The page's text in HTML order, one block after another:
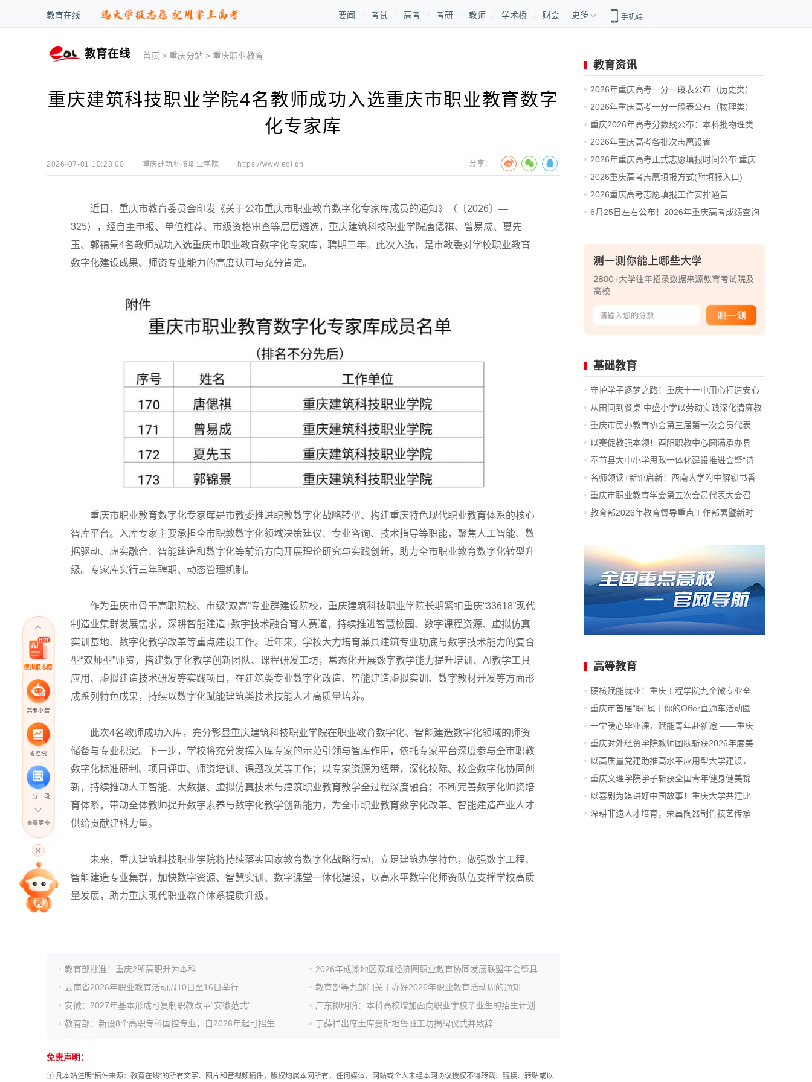
教育在线 要闻 考试 高考 考研 教师 学术桥 财会 更多 手机端
教育在线 首页 > 重庆分站 > 重庆职业教育
重庆建筑科技职业学院4名教师成功入选重庆市职业教育数字
化专家库
2026-07-01 10:28:00 重庆建筑科技职业学院 https://www.eol.cn 分享：
近日，重庆市教育委员会印发《关于公布重庆市职业教育数字化专家库成员的通知》（〔2026〕—
325），经自主申报、单位推荐、市级资格审查等层层遴选，重庆建筑科技职业学院唐偲祺、曾易成、夏先
玉、郭锦景4名教师成功入选重庆市职业教育数字化专家库，聘期三年。此次入选，是市教委对学校职业教育
数字化建设成果、师资专业能力的高度认可与充分肯定。
重庆市职业教育数字化专家库是市教委推进职教数字化战略转型、构建重庆特色现代职业教育体系的核心
智库平台。入库专家主要承担全市职教数字化领域决策建议、专业咨询、技术指导等职能，聚焦人工智能、数
据驱动、虚实融合、智能建造和数字化等前沿方向开展理论研究与实践创新，助力全市职业教育数字化转型升
级。专家库实行三年聘期、动态管理机制。
作为重庆市骨干高职院校、市级“双高”专业群建设院校， 重庆建筑科技职业学院长期紧扣重庆“33618”现代
制造业集群发展需求，深耕智能建造+数字技术融合育人赛道，持续推进智慧校园、数字课程资源、虚拟仿真
实训基地、数字化教学改革等重点建设工作。近年来，学校大力培育兼具建筑专业功底与数字技术能力的复合
型“双师型”师资，搭建数字化教学创新团队、课程研发工坊，常态化开展数字教学能力提升培训、AI教学工具
应用、虚拟建造技术研发等实践项目，在建筑类专业数字化改造、智能建造虚拟实训、数字教材开发等方面形
成系列特色成果，持续以数字化赋能建筑类技术技能人才高质量培养。
此次4名教师成功入库，充分彰显重庆建筑科技职业学院在职业教育数字化、智能建造数字化领域的师资
储备与专业积淀。下一步，学校将充分发挥入库专家的示范引领与智库作用，依托专家平台深度参与全市职教
数字化标准研制、项目评审、师资培训、课题攻关等工作；以专家资源为纽带，深化校际、校企数字化协同创
新，持续推动人工智能、大数据、虚拟仿真技术与建筑职业教育教学全过程深度融合；不断完善数字化师资培
育体系，带动全体教师提升数字素养与数字化教学创新能力，为全市职业教育数字化改革、智能建造产业人才
供给贡献建科力量。
未来，重庆建筑科技职业学院将持续落实国家教育数字化战略行动，立足建筑办学特色，做强数字工程、
智能建造专业集群，加快数字资源、智慧实训、数字课堂一体化建设，以高水平数字化师资队伍支撑学校高质
量发展，助力重庆现代职业教育体系提质升级。
教育部批准！重庆2所高职升为本科
云南省2026年职业教育活动周10日至16日举行
教育部等九部门关于办好2026年职业教育活动周的通知
安徽：2027年基本形成可复制职教改革“安徽范式”
广东拟明确：本科高校增加面向职业学校毕业生的招生计划
教育部：新设8个高职专科国控专业，自2026年起可招生
丁薛祥出席土库曼斯坦鲁班工坊揭牌仪式并致辞
免责声明：
① 凡本站注明“稿件来源：教育在线”的所有文字、图片和音视频稿件，版权均属本网所有，任何媒体、网站或个人未经本网协议授权不得转载、链接、转贴或以
教育资讯
2026年重庆高考一分一段表公布（历史类）
2026年重庆高考一分一段表公布（物理类）
重庆2026年高考分数线公布：本科批物理类
406...
2026年重庆高考各批次志愿设置
2026年重庆高考正式志愿填报时间公布:重庆
市...
2026重庆高考志愿填报方式(附填报入口)
2026重庆高考志愿填报工作安排通告
6月25日左右公布！2026年重庆高考成绩查询
模拟报志愿
高考小智
省控线
一分一段
高考直播
专家指导课
高考真题
查看更多
基础教育
守护学子逐梦之路！重庆十一中用心打造安心
考点
从田间到餐桌 中盛小学以劳动实践深化清廉教
育
重庆市民办教育协会第三届第一次会员代表
大...
以赛促教强本领！酉阳职教中心圆满承办县
级...
奉节县大中小学思政一体化建设推进会暨“诗...
名师领读+新馆启新！西南大学附中解锁书香
育...
重庆市职业教育学会第五次会员代表大会召
开...
教育部2026年教育督导重点工作部署暨新时
高等教育
硬核赋能就业！重庆工程学院九个微专业全
部...
重庆市首届“职”属于你的Offer直通车活动圆...
一堂暖心毕业课，赋能青年赴新途 ——重庆
科...
重庆对外经贸学院教师团队斩获2026年度美
国...
以高质量党建助推高水平应用型大学建设，
重...
重庆文理学院学子斩获全国青年健身健美锦
标...
以喜剧为媒讲好中国故事！重庆大学共建比
萨...
深耕非遗人才培育，荣昌陶器制作技艺传承